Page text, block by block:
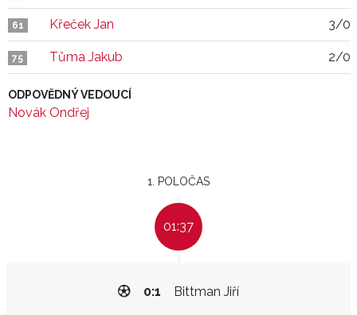
61 Křeček Jan 3/0
75 Tůma Jakub 2/0
ODPOVĚDNÝ VEDOUCÍ
Novák Ondřej
1. POLOČAS
01:37
Bittman Jiří
0:1